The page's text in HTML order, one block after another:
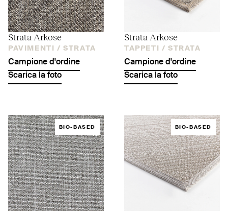
Strata Arkose
PAVIMENTI / STRATA
Campione d'ordine
Scarica la foto
Strata Arkose
TAPPETI / STRATA
Campione d'ordine
Scarica la foto
BIO-BASED BIO-BASED